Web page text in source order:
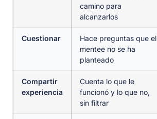
camino para
alcanzarlos
Cuestionar
Hace preguntas que el
mentee no se ha
planteado
Compartir
experiencia
Cuenta lo que le
funcionó y lo que no,
sin filtrar